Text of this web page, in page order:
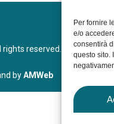
Per fornire
e/o
consentirà
questo sito.
reserved.
byAMWeb